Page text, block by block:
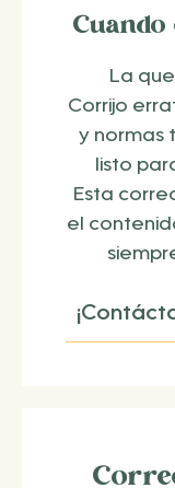
La
Corrijo
y normas
listo
Esta
el